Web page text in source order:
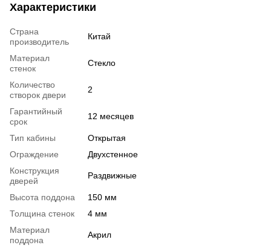
Характеристики
Страна
производитель
Китай
Материал
стенок
Стекло
Количество
створок двери
2
Гарантийный
срок
12 месяцев
Тип кабины
Открытая
Ограждение
Двухстенное
Конструкция
дверей
Раздвижные
Высота поддона
150 мм
Толщина стенок
4 мм
Материал
поддона
Акрил